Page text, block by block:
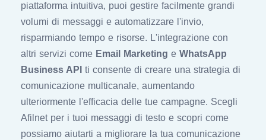
piattaforma intuitiva, puoi gestire facilmente grandi
volumi di messaggi e automatizzare l'invio,
risparmiando tempo e risorse. L'integrazione con
altri servizi come Email Marketing e WhatsApp
Business API ti consente di creare una strategia di
comunicazione multicanale, aumentando
ulteriormente l'efficacia delle tue campagne. Scegli
Afilnet per i tuoi messaggi di testo e scopri come
possiamo aiutarti a migliorare la tua comunicazione